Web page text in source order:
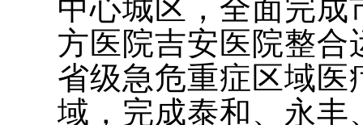
中心城区，全面完成
方医院吉安医院整合
省级急危重症区域医
域，完成泰和、永丰